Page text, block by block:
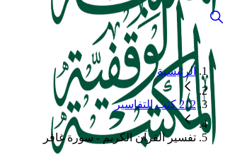
الرئيسية
212 كتب التفاسير
تفسير القرآن الكريم - سورة غافر